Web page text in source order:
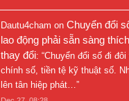
Dautu4cham on Chuyển đổi
lao động phải sẵn sàng
thay đổi: “Chuyển đổi số đi
chính số, tiền tệ kỹ thuật số.
lên tân hiệp phát…”